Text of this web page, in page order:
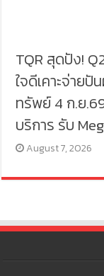
TQR สุดปัง!
ใจดีเคาะจ่าย
ทรัพย์ 4 ก.ย
บริการ รับ
August 7, 2026